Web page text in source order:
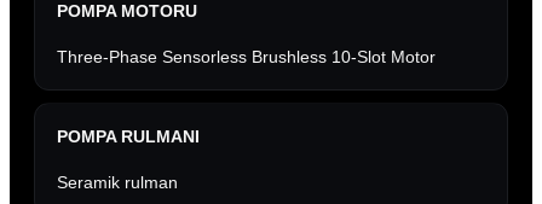
POMPA MOTORU
Three-Phase Sensorless Brushless 10-Slot Motor
POMPA RULMANI
Seramik rulman